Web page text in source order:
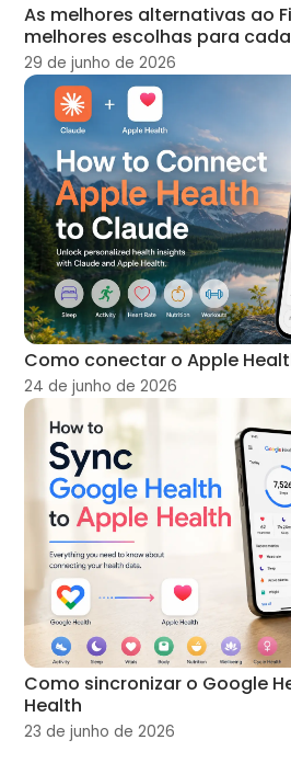
As melhores alternativas ao
melhores escolhas para
29 de junho de 2026
Como conectar o Apple
24 de junho de 2026
Como sincronizar o Google
Health
23 de junho de 2026